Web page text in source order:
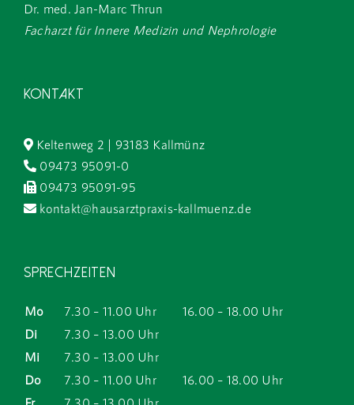
Dr. med. Jan-Marc Thrun
Facharzt für Innere Medizin und Nephrologie
Kontakt
Keltenweg 2 | 93183 Kallmünz
09473 95091-0
09473 95091-95
kontakt@hausarztpraxis-kallmuenz.de
Sprechzeiten
Mo 7.30 – 11.00 Uhr
16.00 – 18.00 Uhr
Di
7.30 – 13.00 Uhr
Mi
7.30 – 13.00 Uhr
Do
7.30 – 11.00 Uhr
16.00 – 18.00 Uhr